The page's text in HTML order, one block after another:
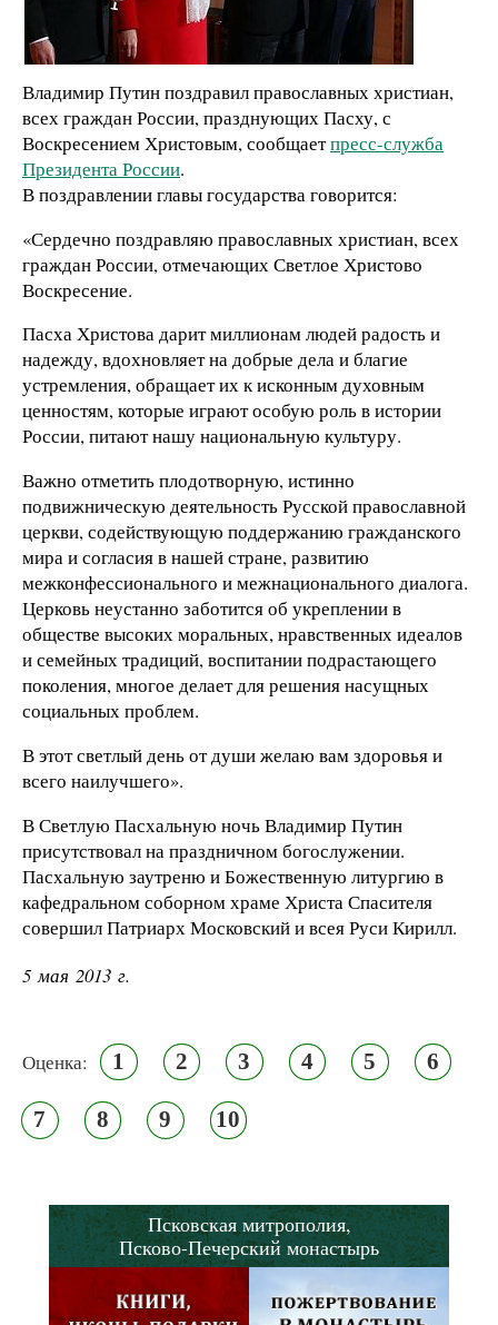
Владимир Путин поздравил православных христиан,
всех граждан России, празднующих Пасху, с
Воскресением Христовым, сообщаетпресс-служба
Президента России.
В поздравлении главы государства говорится:
«Сердечно поздравляю православных христиан, всех
граждан России, отмечающих Светлое Христово
Воскресение.
Пасха Христова дарит миллионам людей радость и
надежду, вдохновляет на добрые дела и благие
устремления, обращает их к исконным духовным
ценностям, которые играют особую роль в истории
России, питают нашу национальную культуру.
Важно отметить плодотворную, истинно
подвижническую деятельность Русской православной
церкви, содействующую поддержанию гражданского
мира и согласия в нашей стране, развитию
межконфессионального и межнационального диалога.
Церковь неустанно заботится об укреплении в
обществе высоких моральных, нравственных идеалов
и семейных традиций, воспитании подрастающего
поколения, многое делает для решения насущных
социальных проблем.
В этот светлый день от души желаю вам здоровья и
всего наилучшего».
В Светлую Пасхальную ночь Владимир Путин
присутствовал на праздничном богослужении.
Пасхальную заутреню и Божественную литургию в
кафедральном соборном храме Христа Спасителя
совершил Патриарх Московский и всея Руси Кирилл.
5 мая 2013 г.
Оценка: 1 2 3 4 5 6
7 8 9 10
Псковская митрополия,
Псково-Печерский монастырь